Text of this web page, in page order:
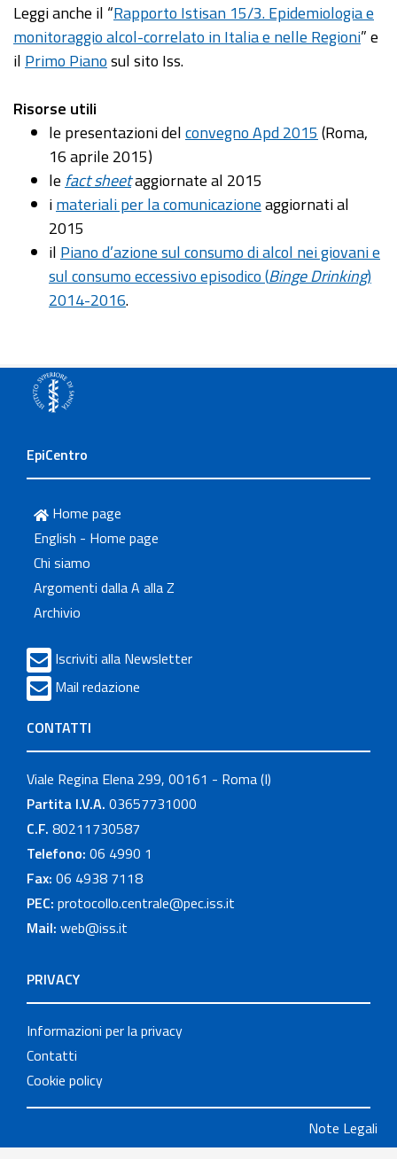
Leggi anche il “Rapporto Istisan 15/3. Epidemiologia e
monitoraggio alcol-correlato in Italia e nelle Regioni” e
il Primo Pianosul sito Iss.
Risorse utili
le presentazioni delconvegno Apd 2015 (Roma,
16 aprile 2015)
le fact sheetaggiornate al 2015
imateriali per la comunicazioneaggiornati al
2015
il Piano d’azione sul consumo di alcol nei giovani e
sul consumo eccessivo episodico (Binge Drinking)
2014-2016.
EpiCentro
Home page
English - Home page
Chi siamo
Argomenti dalla A alla Z
Archivio
Iscriviti alla Newsletter
Mail redazione
CONTATTI
Viale Regina Elena 299, 00161 - Roma (I)
Partita I.V.A. 03657731000
C.F. 80211730587
Telefono: 06 4990 1
Fax: 06 4938 7118
PEC: protocollo.centrale@pec.iss.it
Mail: web@iss.it
PRIVACY
Informazioni per la privacy
Contatti
Cookie policy
Note Legali